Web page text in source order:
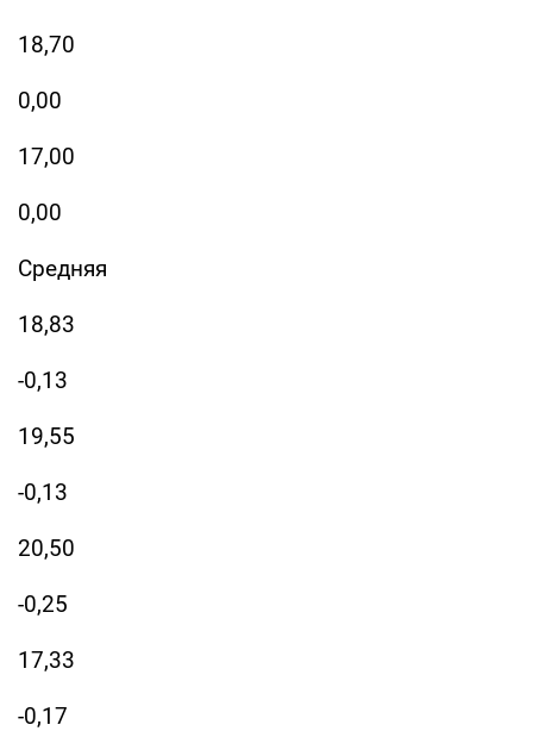
18,70
0,00
17,00
0,00
Средняя
18,83
-0,13
19,55
-0,13
20,50
-0,25
17,33
-0,17